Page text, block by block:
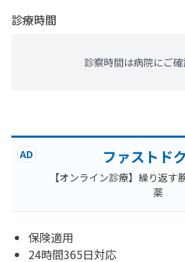
診療時間
診察時間は病院にご
AD ファストド
【オンライン診療】繰り返す
薬
保険適用
24時間365日対応